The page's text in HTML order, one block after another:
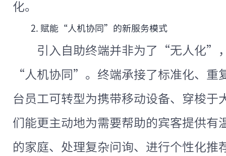
化。
2. 赋能“人机协同”的新服务模式
引入自助终端并非为了“无人化”
“人机协同”。终端承接了标准化、重
台员工可转型为携带移动设备、穿梭
们能更主动地为需要帮助的宾客提供有
的家庭、处理复杂问询、进行个性化